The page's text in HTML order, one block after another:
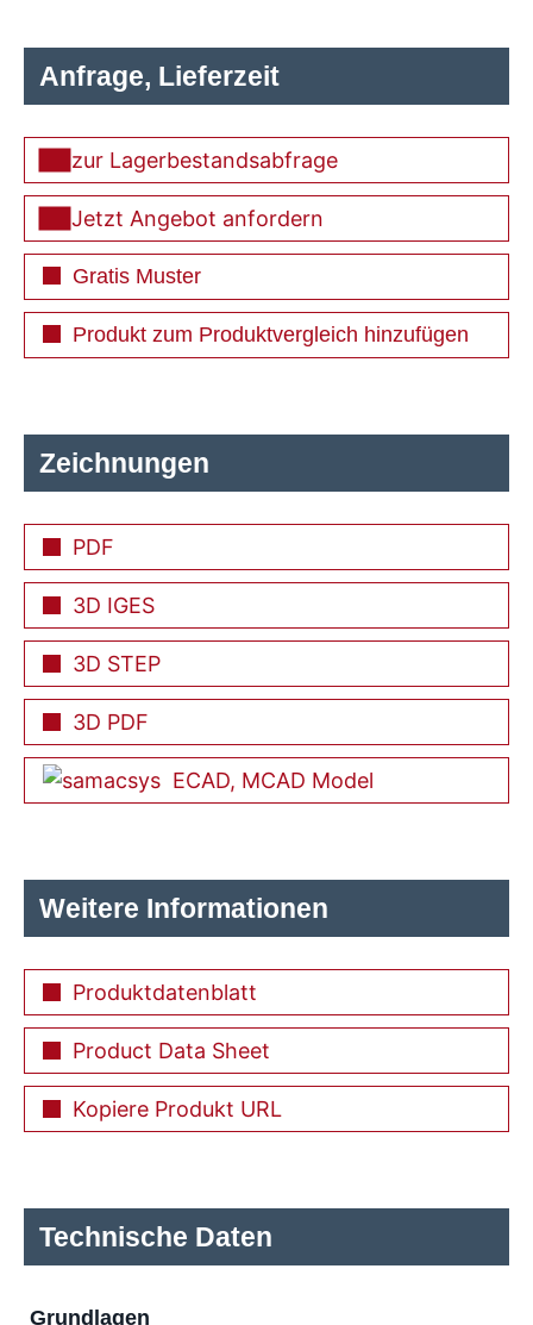
Zeichnungen
PDF
3D IGES
3D STEP
3D PDF
ECAD, MCAD Model
Weitere Informationen
Produktdatenblatt
Product Data Sheet
Kopiere Produkt URL
Anfrage, Lieferzeit
zur Lagerbestandsabfrage
Jetzt Angebot anfordern
Gratis Muster
Produkt zum Produktvergleich hinzufügen
Technische Daten
Grundlagen